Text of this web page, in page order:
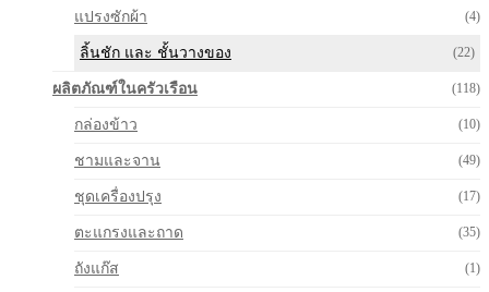
แปรงซักผ้า (4)
ลิ้นชัก และ ชั้นวางของ (22)
ผลิตภัณฑ์ในครัวเรือน (118)
กล่องข้าว (10)
ชามและจาน (49)
ชุดเครื่องปรุง (17)
ตะแกรงและถาด (35)
ถังแก๊ส (1)